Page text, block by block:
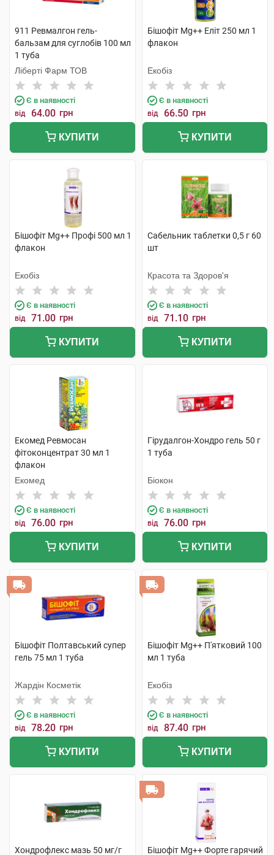
911 Ревмалгон гель-
бальзам для суглобів 100 мл
1 туба
Ліберті Фарм ТОВ
Є в наявності
від 64.00 грн
КУПИТИ
Бішофіт Mg++ Еліт 250 мл 1
флакон
Екобіз
Є в наявності
від 66.50 грн
КУПИТИ
Бішофіт Mg++ Профі 500 мл 1
флакон
Екобіз
Є в наявності
від 71.00 грн
КУПИТИ
Сабельник таблетки 0,5 г 60
шт
Красота та Здоров'я
Є в наявності
від 71.10 грн
КУПИТИ
Екомед Ревмосан
фітоконцентрат 30 мл 1
флакон
Екомед
Є в наявності
від 76.00 грн
КУПИТИ
Гірудалгон-Хондро гель 50 г
1 туба
Біокон
Є в наявності
від 76.00 грн
КУПИТИ
Бішофіт Полтавський супер
гель 75 мл 1 туба
Жардін Косметік
Є в наявності
від 78.20 грн
КУПИТИ
Бішофіт Mg++ П'ятковий 100
мл 1 туба
Екобіз
Є в наявності
від 87.40 грн
КУПИТИ
Хондрофлекс мазь 50 мг/г Бішофіт Mg++ Форте гарячий